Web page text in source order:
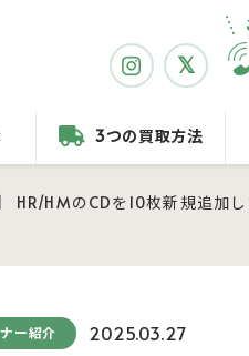
3つの買取方法
HR/HMのCDを10枚新規追加し
ー紹介 2025.03.27